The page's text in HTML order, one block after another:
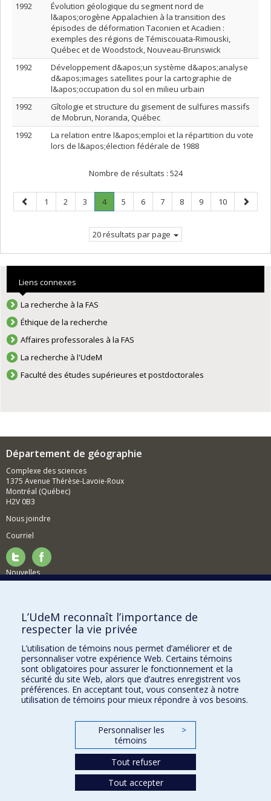
1992
Évolution géologique du segment nord de
l&apos;orogène Appalachien à la transition des
épisodes de déformation Taconien et Acadien :
exemples des régions de Témiscouata-Rimouski,
Québec et de Woodstock, Nouveau-Brunswick
1992
Développement d&apos;un système d&apos;analyse
d&apos;images satellites pour la cartographie de
l&apos;occupation du sol en milieu urbain
1992
Gîtologie et structure du gisement de sulfures massifs
de Mobrun, Noranda, Québec
1992
La relation entre l&apos;emploi et la répartition du vote
lors de l&apos;élection fédérale de 1988
Nombre de résultats : 524
Page
précédente
Page
1 Page
2 Page
3 Page
4.
Page
Page
5 Page
6 Page
7 Page
8 Page
9 Page
10
Page
20 résultats par page
Liens connexes
La recherche à la FAS
Éthique de la recherche
Affaires professorales à la FAS
La recherche à l'UdeM
Faculté des études supérieures et postdoctorales
Département de géographie
Complexe des sciences
1375 Avenue Thérèse-Lavoie-Roux
Montréal (Québec)
H2V 0B3
Nous joindre
Courriel
Nouvelles
Comment soutenir le Département?
BESOIN D'AIDE?
Plan du site
Signaler une erreur
Accessibilité
FACULTÉ DES ARTS ET DES SCIENCES
Nos départements et écoles
L’UdeM reconnaît l’importance de
respecter la vie privée
L’utilisation de témoins nous permet d’améliorer et de
personnaliser votre expérience Web. Certains témoins
sont obligatoires pour assurer le fonctionnement et la
sécurité du site Web, alors que d’autres enregistrent vos
préférences. En acceptant tout, vous consentez à notre
utilisation de témoins pour mieux répondre à vos besoins.
Personnaliser les
témoins
>
Tout refuser
Tout accepter